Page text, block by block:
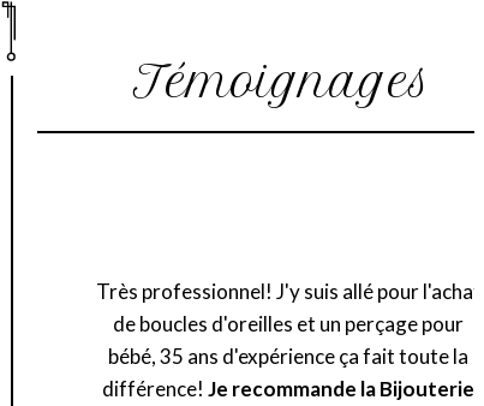
Témoignages
Très professionnel! J'y suis allé pour l'achat
de boucles d'oreilles et un perçage pour
bébé, 35 ans d'expérience ça fait toute la
différence!Je recommande la Bijouterie